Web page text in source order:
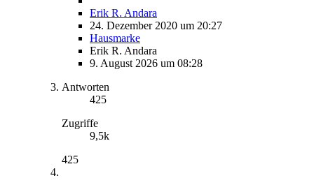
Erik R. Andara
24. Dezember 2020 um 20:27
Hausmarke
Erik R. Andara
9. August 2026 um 08:28
Antworten
425
Zugriffe
9,5k
425